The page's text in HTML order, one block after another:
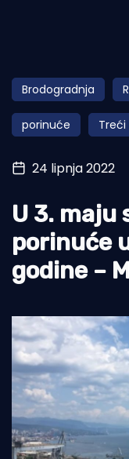
Obala
Otoci
Turizam i nautika
Pomorstvo
Ekologija
Tradicija i kultura
Brodogradnja
porinuće
24 lipnja 2022
U 3. maju
porinuće
godine –